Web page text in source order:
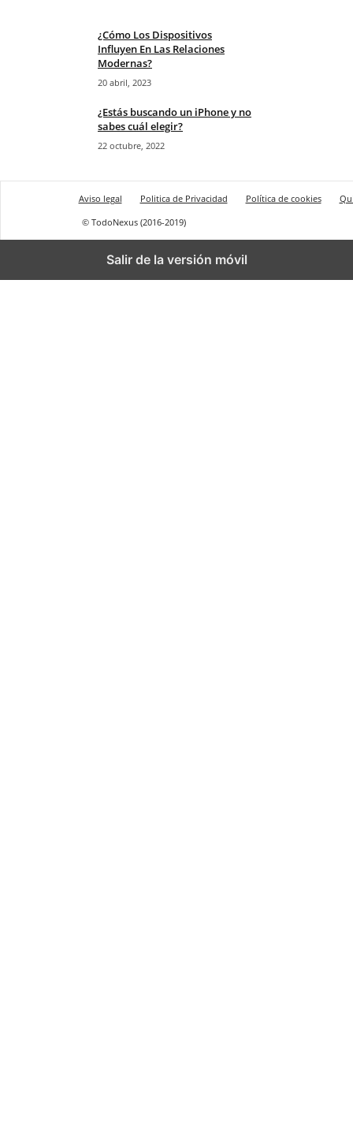
¿Cómo Los Dispositivos
Influyen En Las Relaciones
Modernas?
20 abril, 2023
¿Estás buscando un iPhone y no
sabes cuál elegir?
22 octubre, 2022
Aviso legal Politica de Privacidad Política de cookies
© TodoNexus (2016-2019)
Salir de la versión móvil